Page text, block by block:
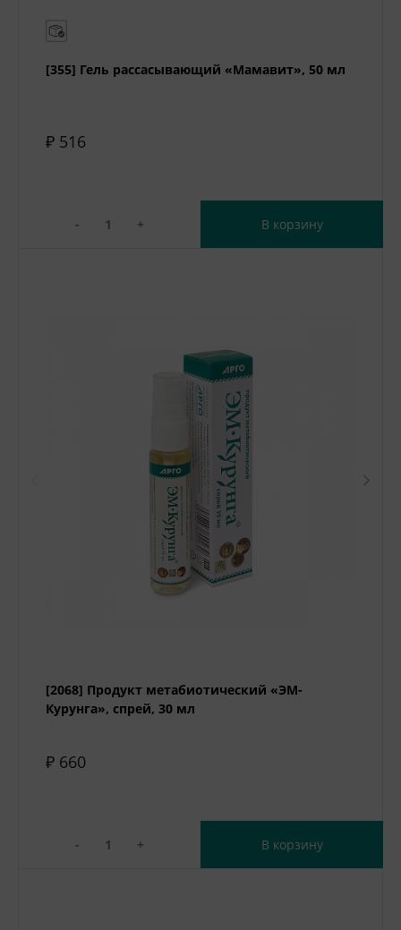
[355] Гель рассасывающий «Мамавит», 50 мл
₽ 516
- + В корзину
[2068] Продукт метабиотический «ЭМ-
Курунга», спрей, 30 мл
₽ 660
- + В корзину